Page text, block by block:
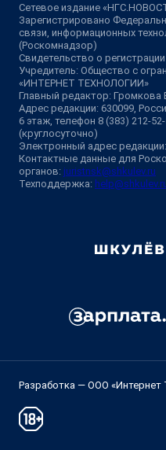
Сетевое издание
Зарегистрировано
связи, информационных
(Роскомнадзор)
Свидетельство о
Учредитель: Общество с
«ИНТЕРНЕТ ТЕХНОЛОГИИ»
Главный редактор: Громкова
Адрес редакции: 630099,
6 этаж, телефон 8 (383) 212-
(круглосуточно)
Электронный адрес редакции:
Контактные данные для
органов: juristnsk@shkulev.ru
Техподдержка:
Разработка — ООО «Интернет